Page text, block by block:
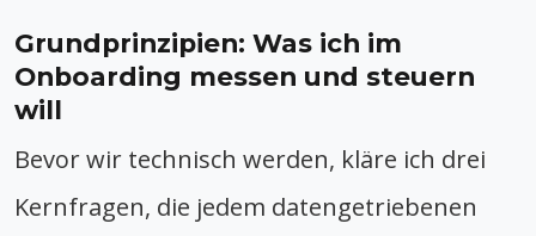
Grundprinzipien: Was ich im
Onboarding messen und steuern
will
Bevor wir technisch werden, kläre ich drei
Kernfragen, die jedem datengetriebenen